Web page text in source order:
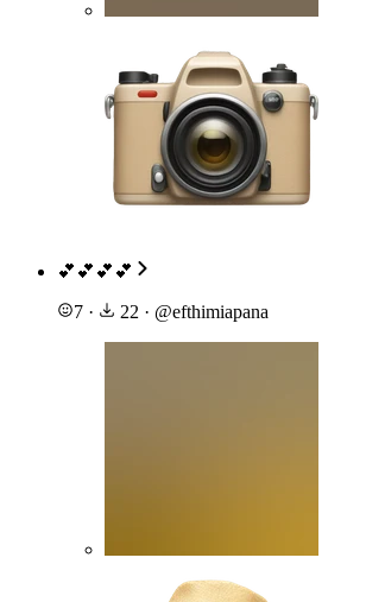
💕💕💕💕
7 · 22 · @efthimiapana